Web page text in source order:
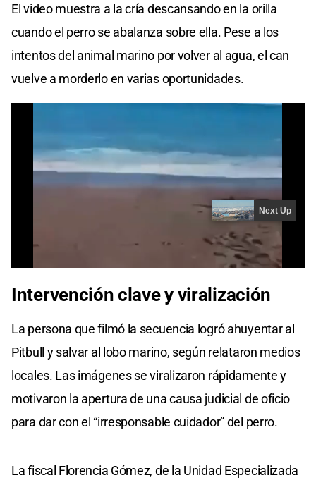
El video muestra a la cría descansando en la orilla
cuando el perro se abalanza sobre ella. Pese a los
intentos del animal marino por volver al agua, el can
vuelve a morderlo en varias oportunidades.
Intervención clave y viralización
La persona que filmó la secuencia logró ahuyentar al
Pitbull y salvar al lobo marino, según relataron medios
locales. Las imágenes se viralizaron rápidamente y
motivaron la apertura de una causa judicial de oficio
para dar con el “irresponsable cuidador” del perro.
La fiscal Florencia Gómez, de la Unidad Especializada